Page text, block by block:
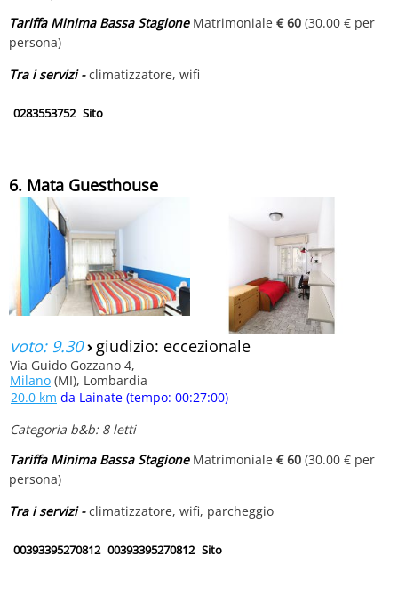
Tariffa Minima Bassa StagioneMatrimoniale € 60 (30.00 € per
persona)
Tra i servizi -climatizzatore, wifi
0283553752 Sito
6. Mata Guesthouse
voto: 9.30› giudizio: eccezionale
Via Guido Gozzano 4,
Milano (MI), Lombardia
20.0 km da Lainate (tempo: 00:27:00)
Categoria b&b: 8 letti
Tariffa Minima Bassa StagioneMatrimoniale € 60 (30.00 € per
persona)
Tra i servizi -climatizzatore, wifi, parcheggio
00393395270812 00393395270812 Sito